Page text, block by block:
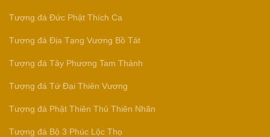
Tượng đá Đức Phật Thích Ca
Tượng đá Địa Tạng Vương Bồ Tát
Tượng đá Tây Phương Tam Thánh
Tượng đá Tứ Đại Thiên Vương
Tượng đá Phật Thiên Thủ Thiên Nhãn
Tượng đá Bộ 3 Phúc Lộc Thọ